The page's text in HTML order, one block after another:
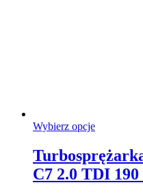
Wybierz opcjeTen
wiele
wariantów.
C7 2.0 TDI